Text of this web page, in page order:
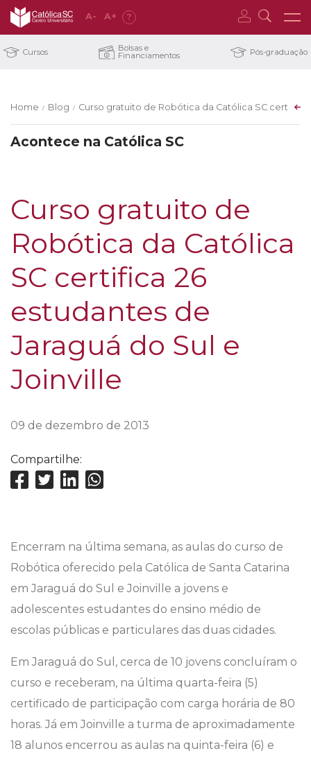
A- A+ ?
Cursos Bolsas e
Financiamentos Pós-graduação
Home / Blog / Curso gratuito de Robótica da Católica SC certifica
Acontece na Católica SC
Curso gratuito de
Robótica da Católica
SC certifica 26
estudantes de
Jaraguá do Sul e
Joinville
09 de dezembro de 2013
Compartilhe:
Encerram na última semana, as aulas do curso de
Robótica oferecido pela Católica de Santa Catarina
em Jaraguá do Sul e Joinville a jovens e
adolescentes estudantes do ensino médio de
escolas públicas e particulares das duas cidades.
Em Jaraguá do Sul, cerca de 10 jovens concluíram o
curso e receberam, na última quarta-feira (5)
certificado de participação com carga horária de 80
horas. Já em Joinville a turma de aproximadamente
18 alunos encerrou as aulas na quinta-feira (6) e